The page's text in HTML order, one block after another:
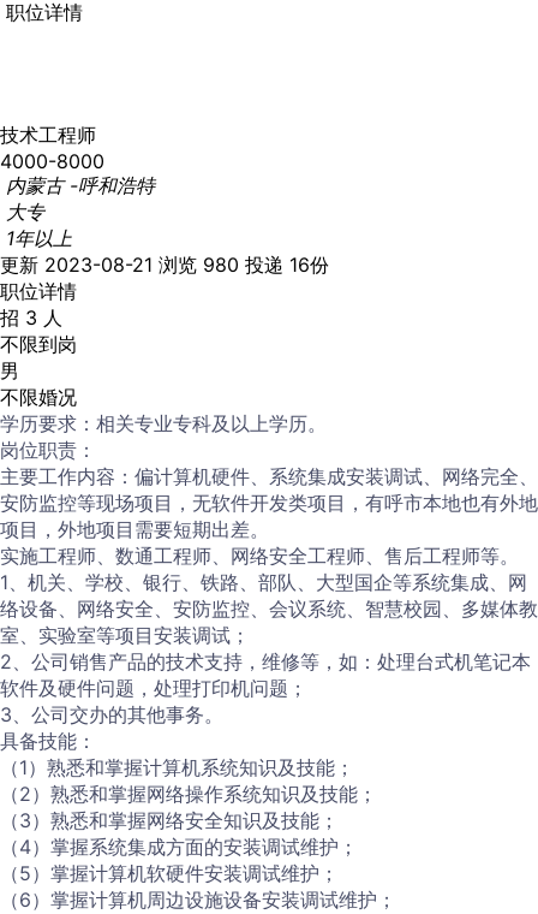
职位详情
技术工程师
4000-8000
内蒙古 -呼和浩特
大专
1年以上
更新 2023-08-21 浏览 980 投递 16份
职位详情
招 3 人
不限到岗
男
不限婚况
学历要求：相关专业专科及以上学历。
岗位职责：
主要工作内容：偏计算机硬件、系统集成安装调试、网络完全、
安防监控等现场项目，无软件开发类项目，有呼市本地也有外地
项目，外地项目需要短期出差。
实施工程师、数通工程师、网络安全工程师、售后工程师等。
1、机关、学校、银行、铁路、部队、大型国企等系统集成、网
络设备、网络安全、安防监控、会议系统、智慧校园、多媒体教
室、实验室等项目安装调试；
2、公司销售产品的技术支持，维修等，如：处理台式机笔记本
软件及硬件问题，处理打印机问题；
3、公司交办的其他事务。
具备技能：
（1）熟悉和掌握计算机系统知识及技能；
（2）熟悉和掌握网络操作系统知识及技能；
（3）熟悉和掌握网络安全知识及技能；
（4）掌握系统集成方面的安装调试维护；
（5）掌握计算机软硬件安装调试维护；
（6）掌握计算机周边设施设备安装调试维护；